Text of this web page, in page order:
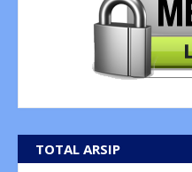
TOTAL ARSIP